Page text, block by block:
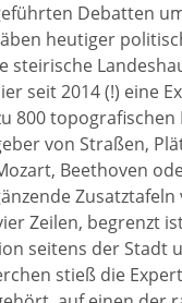
Debatten
heutiger
steirische
seit 2014 (!) eine
800
von Straßen,
Beethoven
Zeilen, begrenzt
seitens der Stadt
stieß die